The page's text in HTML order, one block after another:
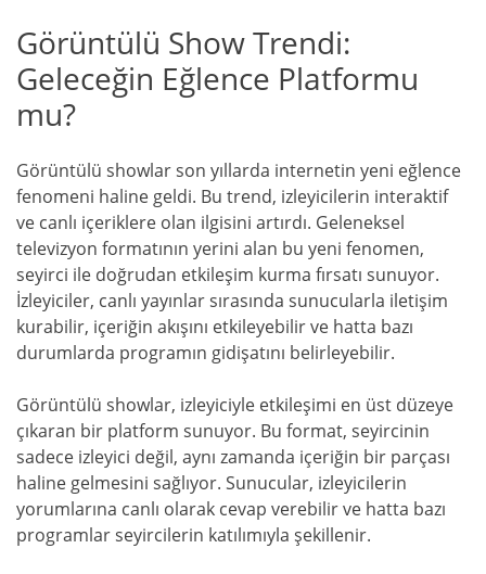
Görüntülü Show Trendi:
Geleceğin Eğlence Platformu
mu?
Görüntülü showlar son yıllarda internetin yeni eğlence
fenomeni haline geldi. Bu trend, izleyicilerin interaktif
ve canlı içeriklere olan ilgisini artırdı. Geleneksel
televizyon formatının yerini alan bu yeni fenomen,
seyirci ile doğrudan etkileşim kurma fırsatı sunuyor.
İzleyiciler, canlı yayınlar sırasında sunucularla iletişim
kurabilir, içeriğin akışını etkileyebilir ve hatta bazı
durumlarda programın gidişatını belirleyebilir.
Görüntülü showlar, izleyiciyle etkileşimi en üst düzeye
çıkaran bir platform sunuyor. Bu format, seyircinin
sadece izleyici değil, aynı zamanda içeriğin bir parçası
haline gelmesini sağlıyor. Sunucular, izleyicilerin
yorumlarına canlı olarak cevap verebilir ve hatta bazı
programlar seyircilerin katılımıyla şekillenir.